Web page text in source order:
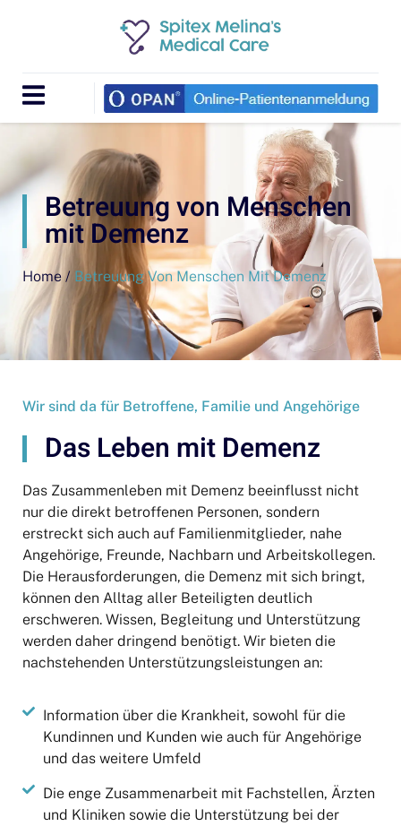
Betreuung von Menschen
mit Demenz
Home / Betreuung Von Menschen Mit Demenz
Wir sind da für Betroffene, Familie und Angehörige
Das Leben mit Demenz
Das Zusammenleben mit Demenz beeinflusst nicht
nur die direkt betroffenen Personen, sondern
erstreckt sich auch auf Familienmitglieder, nahe
Angehörige, Freunde, Nachbarn und Arbeitskollegen.
Die Herausforderungen, die Demenz mit sich bringt,
können den Alltag aller Beteiligten deutlich
erschweren. Wissen, Begleitung und Unterstützung
werden daher dringend benötigt. Wir bieten die
nachstehenden Unterstützungsleistungen an:
Information über die Krankheit, sowohl für die
Kundinnen und Kunden wie auch für Angehörige
und das weitere Umfeld
Die enge Zusammenarbeit mit Fachstellen, Ärzten
und Kliniken sowie die Unterstützung bei der